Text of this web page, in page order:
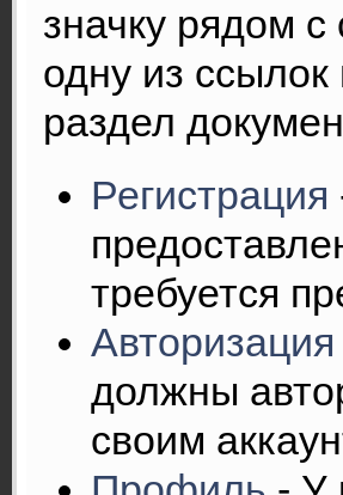
значку рядом
одну из
раздел
Регистрация
требуется
Авторизация
должны
своим